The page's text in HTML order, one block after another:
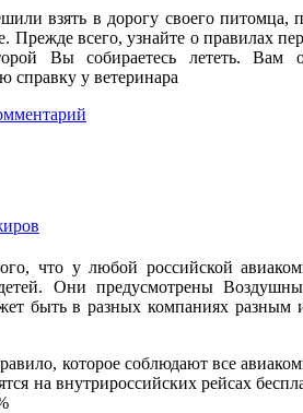
взять в дорогу своего питомца,
Прежде всего, узнайте о правилах
Вы собираетесь лететь. Вам
справку у ветеринара
что у любой российской
Они предусмотрены
быть в разных компаниях разным
которое соблюдают все
на внутрироссийских рейсах